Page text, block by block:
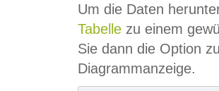
Um die Daten
Tabelle zu einem
Sie dann die Option
Diagrammanzeige.